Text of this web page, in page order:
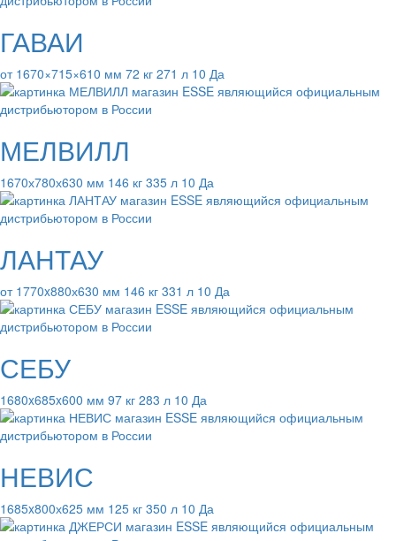
ГАВАИ
от 1670×715×610 мм 72 кг 271 л 10 Да
МЕЛВИЛЛ
1670х780х630 мм 146 кг 335 л 10 Да
ЛАНТАУ
от 1770x880х630 мм 146 кг 331 л 10 Да
СЕБУ
1680x685x600 мм 97 кг 283 л 10 Да
НЕВИС
1685x800х625 мм 125 кг 350 л 10 Да